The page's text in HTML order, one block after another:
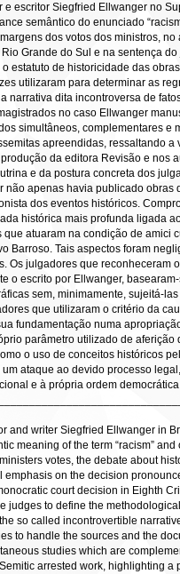
e escritor Siegfried Ellwanger no
semântico do enunciado
dos votos dos ministros,
Grande do Sul e na sentença
estatuto de historicidade das
utilizaram para determinar as
narrativa dita incontroversa de
no caso Ellwanger
simultâneos, complementares e
apreendidas, ressaltando
da editora Revisão e nos
e da postura concreta dos
não apenas havia publicado obras
dos eventos históricos.
histórica mais profunda ligada
atuaram na condição de amici
Barroso. Tais aspectos foram
Os julgadores que reconheceram
o escrito por Ellwanger,
sem, minimamente, sujeitá-
que utilizaram o critério da
fundamentação numa
parâmetro utilizado de
o uso de conceitos históricos
ataque ao devido processo
e à própria ordem
and writer Siegfried Ellwanger in
meaning of the term “racism”
votes, the debate about
emphasis on the decision
court decision in Eighth
judges to define the
so called incontrovertible
to handle the sources and the
studies which are
arrested work, highlighting